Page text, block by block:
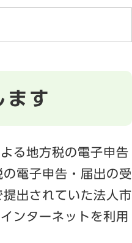
す
る地方税の電子申告
電子申告・届出の受
出されていた法人市
ンターネットを利用